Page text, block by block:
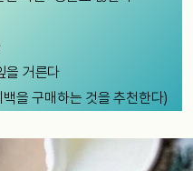
을 거른다
을 구매하는 것을 추천한다)